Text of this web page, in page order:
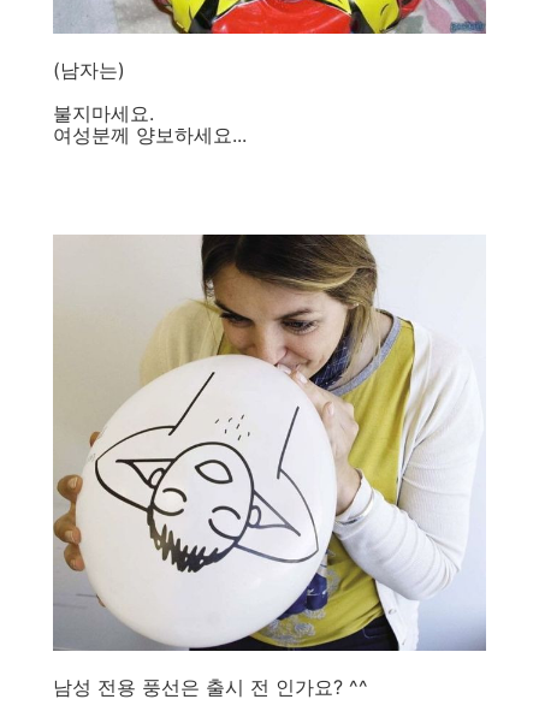
(남자는)
불지마세요.
여성분께 양보하세요...
남성 전용 풍선은 출시 전 인가요? ^^